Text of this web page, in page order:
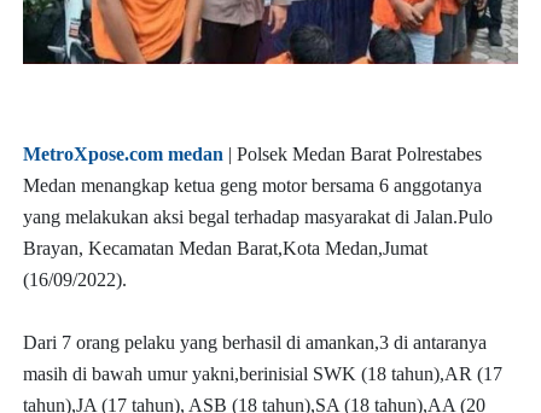
MetroXpose.com medan | Polsek Medan Barat Polrestabes
Medan menangkap ketua geng motor bersama 6 anggotanya
yang melakukan aksi begal terhadap masyarakat di Jalan.Pulo
Brayan, Kecamatan Medan Barat,Kota Medan,Jumat
(16/09/2022).
Dari 7 orang pelaku yang berhasil di amankan,3 di antaranya
masih di bawah umur yakni,berinisial SWK (18 tahun),AR (17
tahun),JA (17 tahun), ASB (18 tahun),SA (18 tahun),AA (20